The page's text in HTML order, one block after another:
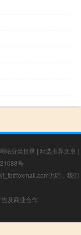
网站分类目录 | 精选推荐文章 |
号
说明，我们
及商业合作